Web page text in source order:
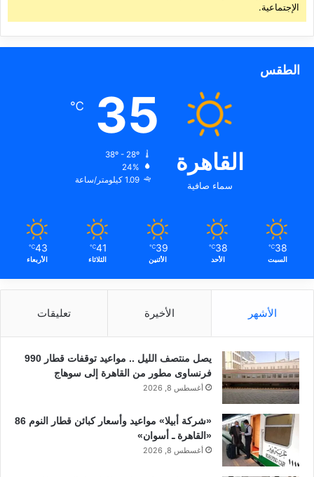
الإجتماعية.
الطقس
القاهرة
سماء صافية
35
℃
24%
1.09 كيلومتر/ساعة
38
℃
السبت
38
℃
الأحد
39
℃
الأثنين
41
℃
الثلاثاء
43
℃
الأربعاء
الأشهر الأخيرة تعليقات
يصل منتصف الليل .. مواعيد توقفات قطار 990
فرنساوى مطور من القاهرة إلى سوهاج
أغسطس 8, 2026
«شركة أبيلا» مواعيد وأسعار كبائن قطار النوم 86
«القاهرة ـ أسوان»
أغسطس 8, 2026